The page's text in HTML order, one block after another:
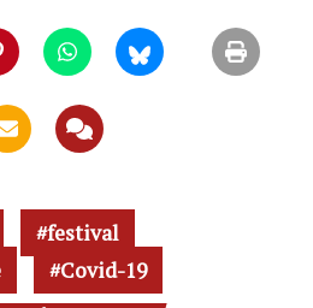
festival
Covid-19